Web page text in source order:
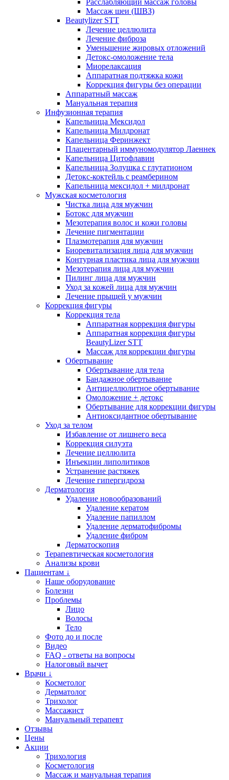
Расслабляющий массаж головы
Массаж шеи (ШВЗ)
Beautylizer STT
Лечение целлюлита
Лечение фиброза
Уменьшение жировых отложений
Детокс-омоложение тела
Миорелаксация
Аппаратная подтяжка кожи
Коррекция фигуры без операции
Аппаратный массаж
Мануальная терапия
Инфузионная терапия
Капельница Мексидол
Капельница Милдронат
Капельница Феринжект
Плацентарный иммуномодулятор Лаеннек
Капельница Цитофлавин
Капельница Золушка с глутатионом
Детокс-коктейль с реамберином
Капельница мексидол + милдронат
Мужская косметология
Чистка лица для мужчин
Ботокс для мужчин
Мезотерапия волос и кожи головы
Лечение пигментации
Плазмотерапия для мужчин
Биоревитализация лица для мужчин
Контурная пластика лица для мужчин
Мезотерапия лица для мужчин
Пилинг лица для мужчин
Уход за кожей лица для мужчин
Лечение прыщей у мужчин
Коррекция фигуры
Коррекция тела
Аппаратная коррекция фигуры
Аппаратная коррекция фигуры
BeautyLizer STT
Массаж для коррекции фигуры
Обертывание
Обертывание для тела
Бандажное обертывание
Антицеллюлитное обертывание
Омоложение + детокс
Обертывание для коррекции фигуры
Антиоксидантное обертывание
Уход за телом
Избавление от лишнего веса
Коррекция силуэта
Лечение целлюлита
Инъекции липолитиков
Устранение растяжек
Лечение гипергидроза
Дерматология
Удаление новообразований
Удаление кератом
Удаление папиллом
Удаление дерматофибромы
Удаление фибром
Дерматоскопия
Терапевтическая косметология
Анализы крови
Пациентам ↓
Наше оборудование
Болезни
Проблемы
Лицо
Волосы
Тело
Фото до и после
Видео
FAQ - ответы на вопросы
Налоговый вычет
Врачи ↓
Косметолог
Дерматолог
Трихолог
Массажист
Мануальный терапевт
Отзывы
Цены
Акции
Трихология
Косметология
Массаж и мануальная терапия